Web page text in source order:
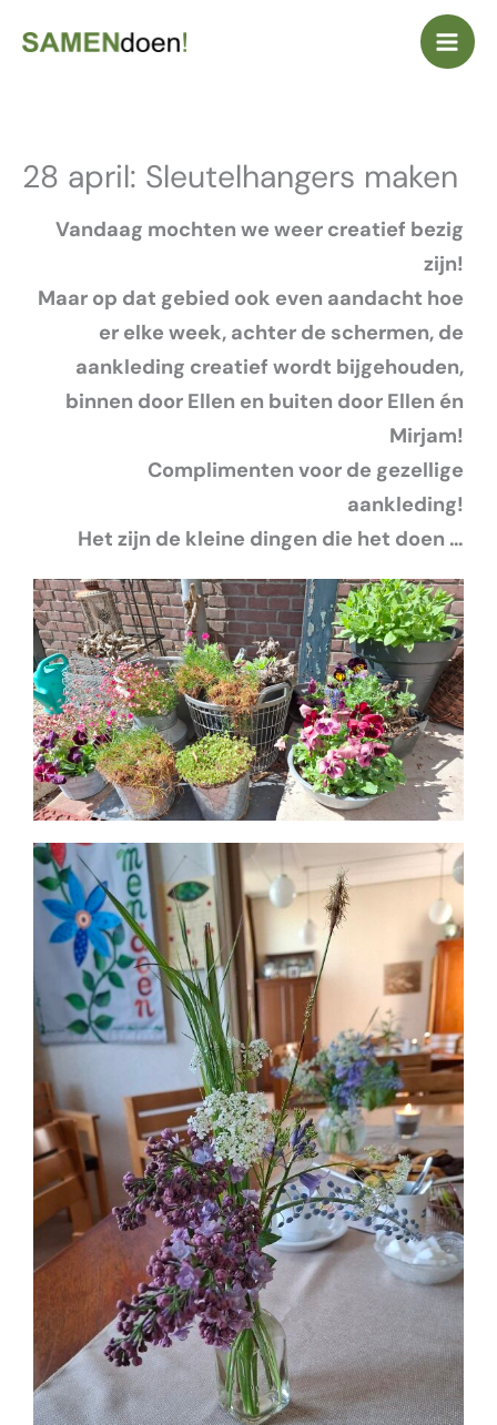
naar
28 april: Sleutelhangers maken
Vandaag mochten we weer creatief bezig
zijn!
Maar op dat gebied ook even aandacht hoe
er elke week, achter de schermen, de
aankleding creatief wordt bijgehouden,
binnen door Ellen en buiten door Ellen én
Mirjam!
Complimenten voor de gezellige
aankleding!
Het zijn de kleine dingen die het doen …